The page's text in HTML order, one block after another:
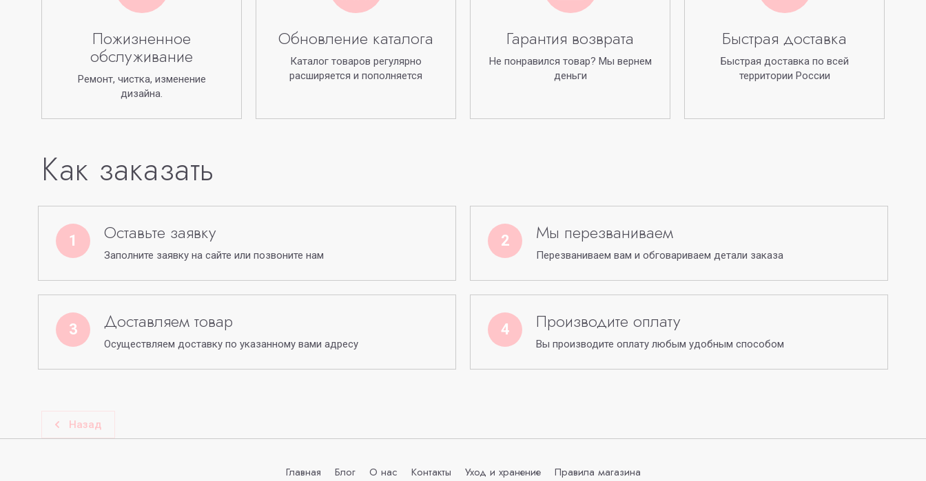
Пожизненное
обслуживание
Ремонт, чистка, изменение
дизайна.
Обновление каталога
Каталог товаров регулярно
расширяется и пополняется
Гарантия возврата
Не понравился товар? Мы вернем
деньги
Быстрая доставка
Быстрая доставка по всей
территории России
Как заказать
1 Оставьте заявку
Заполните заявку на сайте или позвоните нам
2 Мы перезваниваем
Перезваниваем вам и обговариваем детали заказа
3 Доставляем товар
Осуществляем доставку по указанному вами адресу
4 Производите оплату
Вы производите оплату любым удобным способом
Назад
Главная Блог О нас Контакты Уход и хранение Правила магазина